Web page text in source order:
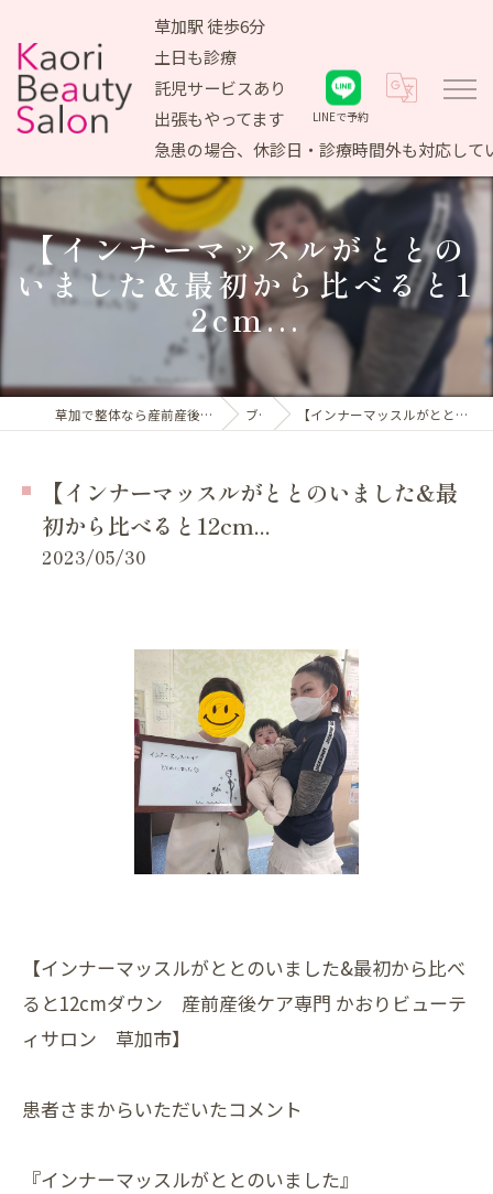
草加駅 徒歩6分
土日も診療
託児サービスあり
出張もやってます
急患の場合、休診日・診療時間外も対応して
LINEで予約
【インナーマッスルがととの
いました&最初から比べると1
2cm...
草加で整体なら産前産後ケア専門 かおりビューティサロン ブログ 【インナーマッスルがととのいました&最初から比べると12cm...
【インナーマッスルがととのいました&最
初から比べると12cm...
2023/05/30
【インナーマッスルがととのいました&最初から比べ
ると12cmダウン 産前産後ケア専門 かおりビューテ
ィサロン 草加市】
患者さまからいただいたコメント
『インナーマッスルがととのいました』